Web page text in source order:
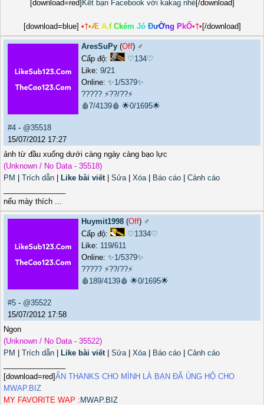
[download=red] Kết bạn Facebook với kakag nhé[/download]
[download=blue] •†•Æ A.f Ckém Jó ĐưỜng PkỐ•†• [/download]
AresSuPy (Off) ♂️
Cấp độ:
♡134♡
Like: 9/21
Online: ✨1/5379✨
????? ⚡??/??⚡
🩸7/4139🩸 🌟0/1695🌟
#4 - @35518
15/07/2012 17:27
ảnh từ đầu xuống dưới càng ngày càng bạo lực
(Unknown / No Data - 35518)
PM
Trích dẫn Like bài viết| Sửa| Xóa| Báo cáo
Cảnh cáo
nếu mày thích ...
Huymit1998 (Off) ♂️
Cấp độ:
♡1334♡
Like: 119/611
Online: ✨1/5379✨
????? ⚡??/??⚡
🩸189/4139🩸 🌟0/1695🌟
#5 - @35522
15/07/2012 17:58
Ngon
(Unknown / No Data - 35522)
PM
Trích dẫn Like bài viết| Sửa| Xóa| Báo cáo
Cảnh cáo
[download=red]ẤN THANKS CHO MÌNH LÀ BẠN ĐÃ ỦNG HỘ CHO
MWAP.BIZ
MY FAVORITE WAP : MWAP.BIZ